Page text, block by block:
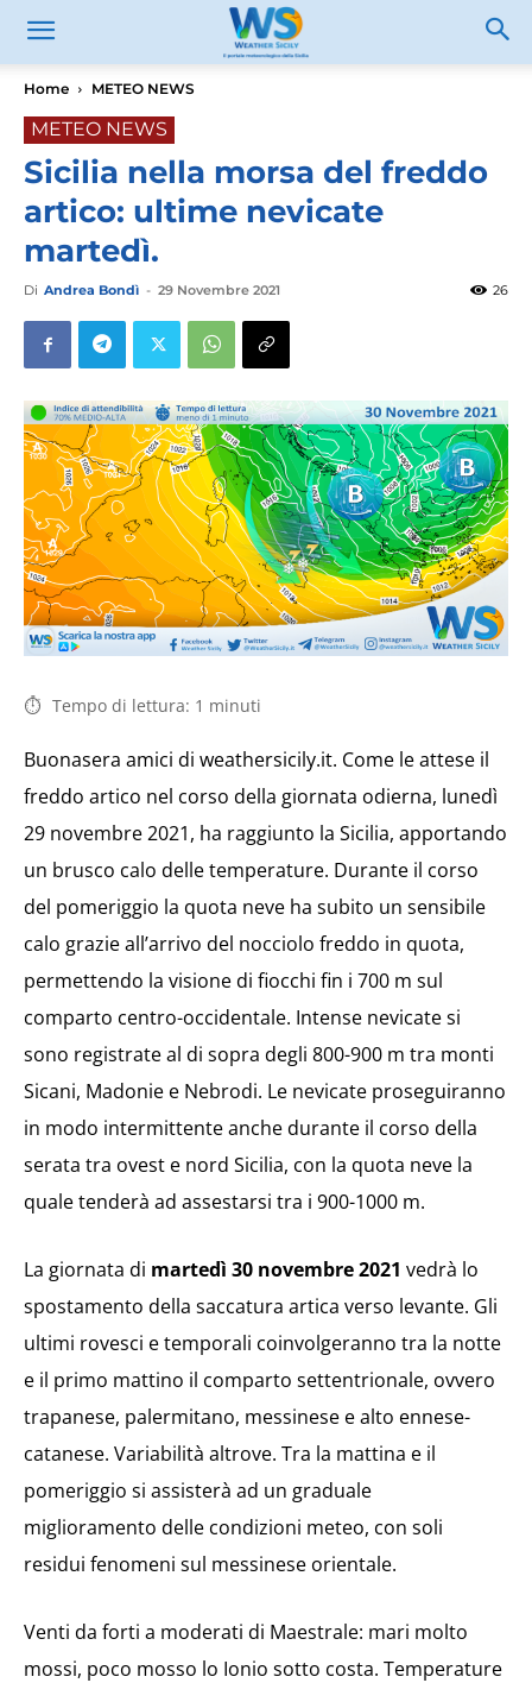
Home METEO NEWS
METEO NEWS
Sicilia nella morsa del freddo
artico: ultime nevicate
martedì.
Di Andrea Bondì - 29 Novembre 2021 26
Tempo di lettura: 1 minuti
Buonasera amici di weathersicily.it. Come le attese il
freddo artico nel corso della giornata odierna, lunedì
29 novembre 2021, ha raggiunto la Sicilia, apportando
un brusco calo delle temperature. Durante il corso
del pomeriggio la quota neve ha subito un sensibile
calo grazie all’arrivo del nocciolo freddo in quota,
permettendo la visione di fiocchi fin i 700 m sul
comparto centro-occidentale. Intense nevicate si
sono registrate al di sopra degli 800-900 m tra monti
Sicani, Madonie e Nebrodi. Le nevicate proseguiranno
in modo intermittente anche durante il corso della
serata tra ovest e nord Sicilia, con la quota neve la
quale tenderà ad assestarsi tra i 900-1000 m.
La giornata di martedì 30 novembre 2021 vedrà lo
spostamento della saccatura artica verso levante. Gli
ultimi rovesci e temporali coinvolgeranno tra la notte
e il primo mattino il comparto settentrionale, ovvero
trapanese, palermitano, messinese e alto ennese-
catanese. Variabilità altrove. Tra la mattina e il
pomeriggio si assisterà ad un graduale
miglioramento delle condizioni meteo, con soli
residui fenomeni sul messinese orientale.
Venti da forti a moderati di Maestrale: mari molto
mossi, poco mosso lo Ionio sotto costa. Temperature